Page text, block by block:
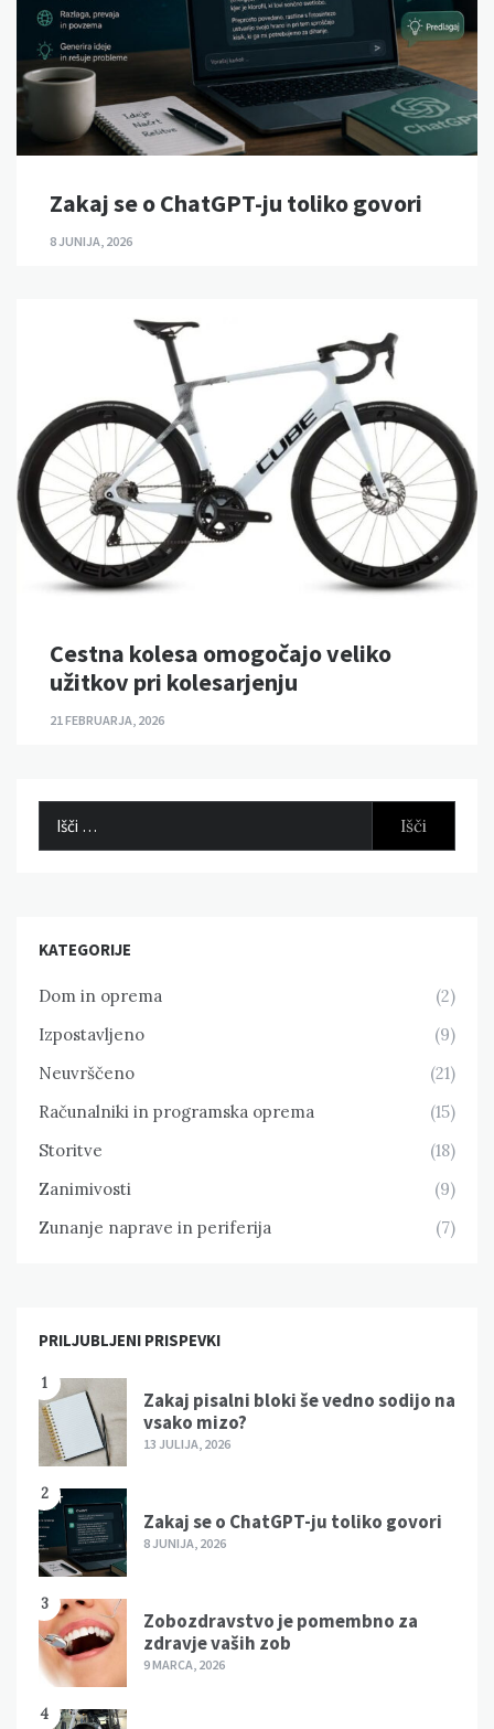
Zakaj se o ChatGPT-ju toliko govori
8 JUNIJA, 2026
Cestna kolesa omogočajo veliko
užitkov pri kolesarjenju
21 FEBRUARJA, 2026
KATEGORIJE
Dom in oprema
(2)
Izpostavljeno
(9)
Neuvrščeno
(21)
Računalniki in programska oprema
(15)
Storitve
(18)
Zanimivosti
(9)
Zunanje naprave in periferija
(7)
PRILJUBLJENI PRISPEVKI
1
Zakaj pisalni bloki še vedno sodijo na
vsako mizo?
13 JULIJA, 2026
2
Zakaj se o ChatGPT-ju toliko govori
8 JUNIJA, 2026
3
Zobozdravstvo je pomembno za
zdravje vaših zob
9 MARCA, 2026
4